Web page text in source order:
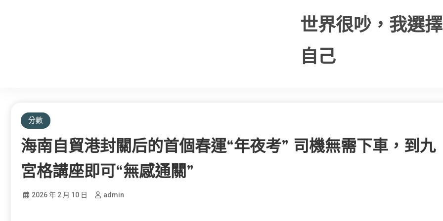
世界很吵，我選
自己
分數
海南自貿港封關后的首個春運“年夜考” 司機無需下車，到九
宮格講座即可“無感通關”
2026 年 2 月 10 日 admin